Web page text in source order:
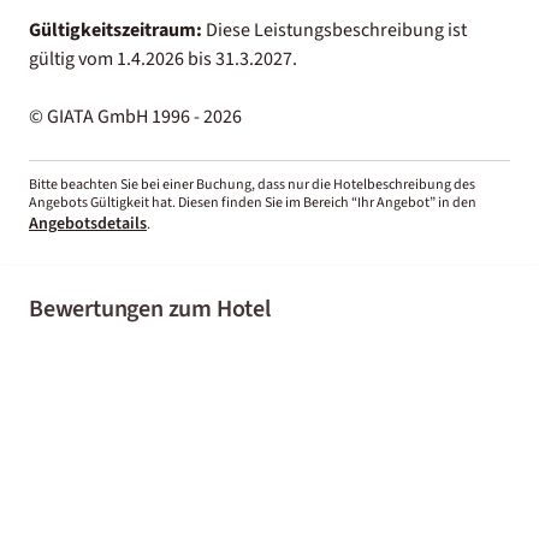
Gültigkeitszeitraum: Diese Leistungsbeschreibung ist
gültig vom 1.4.2026 bis 31.3.2027.
© GIATA GmbH 1996 - 2026
Bitte beachten Sie bei einer Buchung, dass nur die Hotelbeschreibung des
Angebots Gültigkeit hat. Diesen finden Sie im Bereich “Ihr Angebot” in den
Angebotsdetails.
Bewertungen zum Hotel